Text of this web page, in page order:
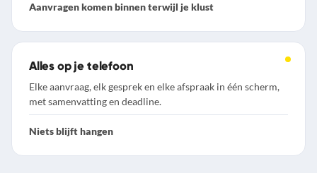
Aanvragen komen binnen terwijl je klust
Alles op je telefoon
Elke aanvraag, elk gesprek en elke afspraak in één scherm,
met samenvatting en deadline.
Niets blijft hangen